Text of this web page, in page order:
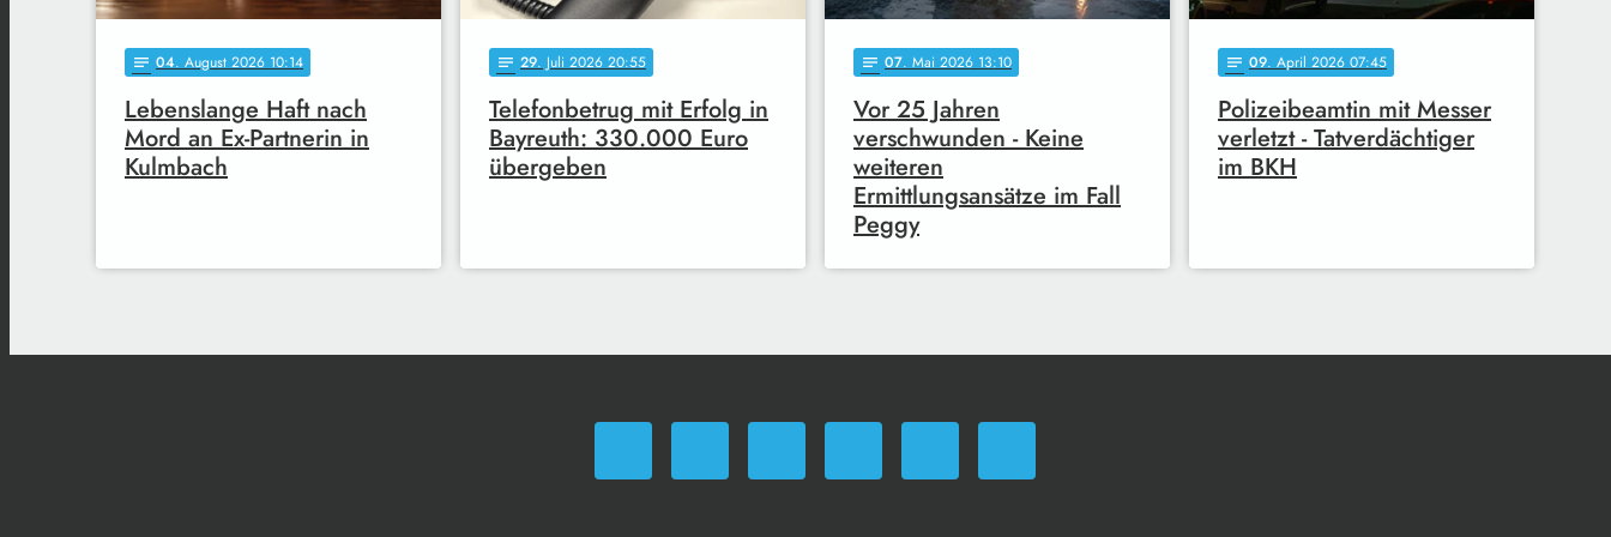
notes 04. August 2026 10:14
Lebenslange Haft nach
Mord an Ex-Partnerin in
Kulmbach
notes 29. Juli 2026 20:55
Telefonbetrug mit Erfolg in
Bayreuth: 330.000 Euro
übergeben
notes 07. Mai 2026 13:10
Vor 25 Jahren
verschwunden - Keine
weiteren
Ermittlungsansätze im Fall
Peggy
notes 09. April 2026 07:45
Polizeibeamtin mit Messer
verletzt - Tatverdächtiger
im BKH